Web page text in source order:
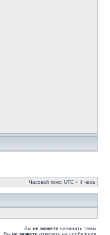
Часовой пояс: UTC + 4 часа
Вы не можете начинать темы
Вы не можете отвечать на сообщения